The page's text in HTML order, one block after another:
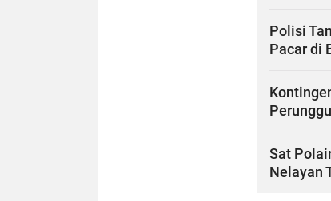
Polisi
Pacar di
Perunggu
Sat
Nelayan